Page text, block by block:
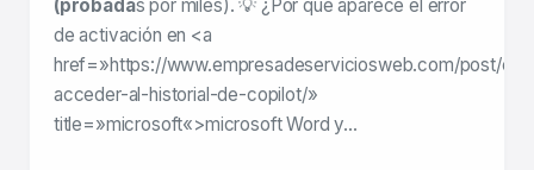
(probadas por miles). 💡 ¿Por qué aparece el error
de activación en <a
href=»https://www.empresadeserviciosweb.com/post/
acceder-al-historial-de-copilot/»
title=»microsoft«>microsoft Word y…